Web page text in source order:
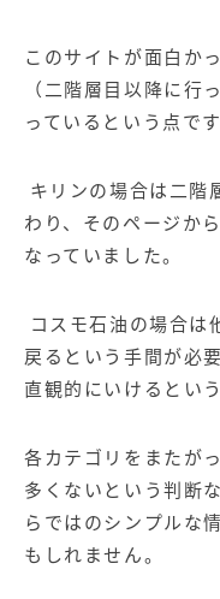
このサイトが面白か
（二階層目以降に行
っているという点です
キリンの場合は二階
わり、そのページか
なっていました。
コスモ石油の場合は
戻るという手間が必
直観的にいけるとい
各カテゴリをまたが
多くないという判断
らではのシンプルな
もしれません。